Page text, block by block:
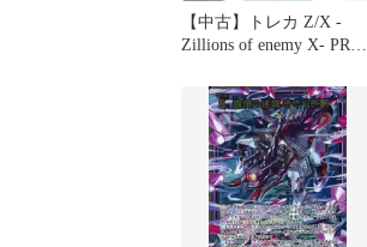
【中古】トレカ Z/X -
Zillions of enemy X- PRカ
ット 百目鬼きさら Z/Xカ
ードガチャ テンス・アニ
バーサリー限定